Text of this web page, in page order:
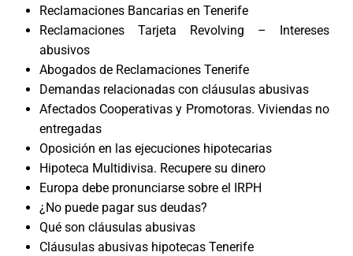
Reclamaciones Bancarias en Tenerife
Reclamaciones Tarjeta Revolving – Intereses
abusivos
Abogados de Reclamaciones Tenerife
Demandas relacionadas con cláusulas abusivas
Afectados Cooperativas y Promotoras. Viviendas no
entregadas
Oposición en las ejecuciones hipotecarias
Hipoteca Multidivisa. Recupere su dinero
Europa debe pronunciarse sobre el IRPH
¿No puede pagar sus deudas?
Qué son cláusulas abusivas
Cláusulas abusivas hipotecas Tenerife